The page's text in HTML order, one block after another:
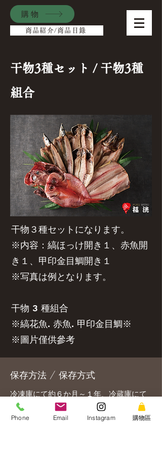
購物
商品紹介/商品目錄
干物3種セット / 干物3種
組合
干物３種セットになります。
※内容：縞ほっけ開き１、赤魚開
き１、甲印金目鯛開き１
※写真は例となります。
干物 3 種組合
※縞花魚. 赤魚. 甲印金目鯛※
※圖片僅供參考
保存方法 / 保存方式
冷凍庫にて約６か月～１年、冷蔵庫にて
解凍後３～４日でお召し上がりくださ
い。（詳細は商品記載）。
Phone Email Instagram 購物區